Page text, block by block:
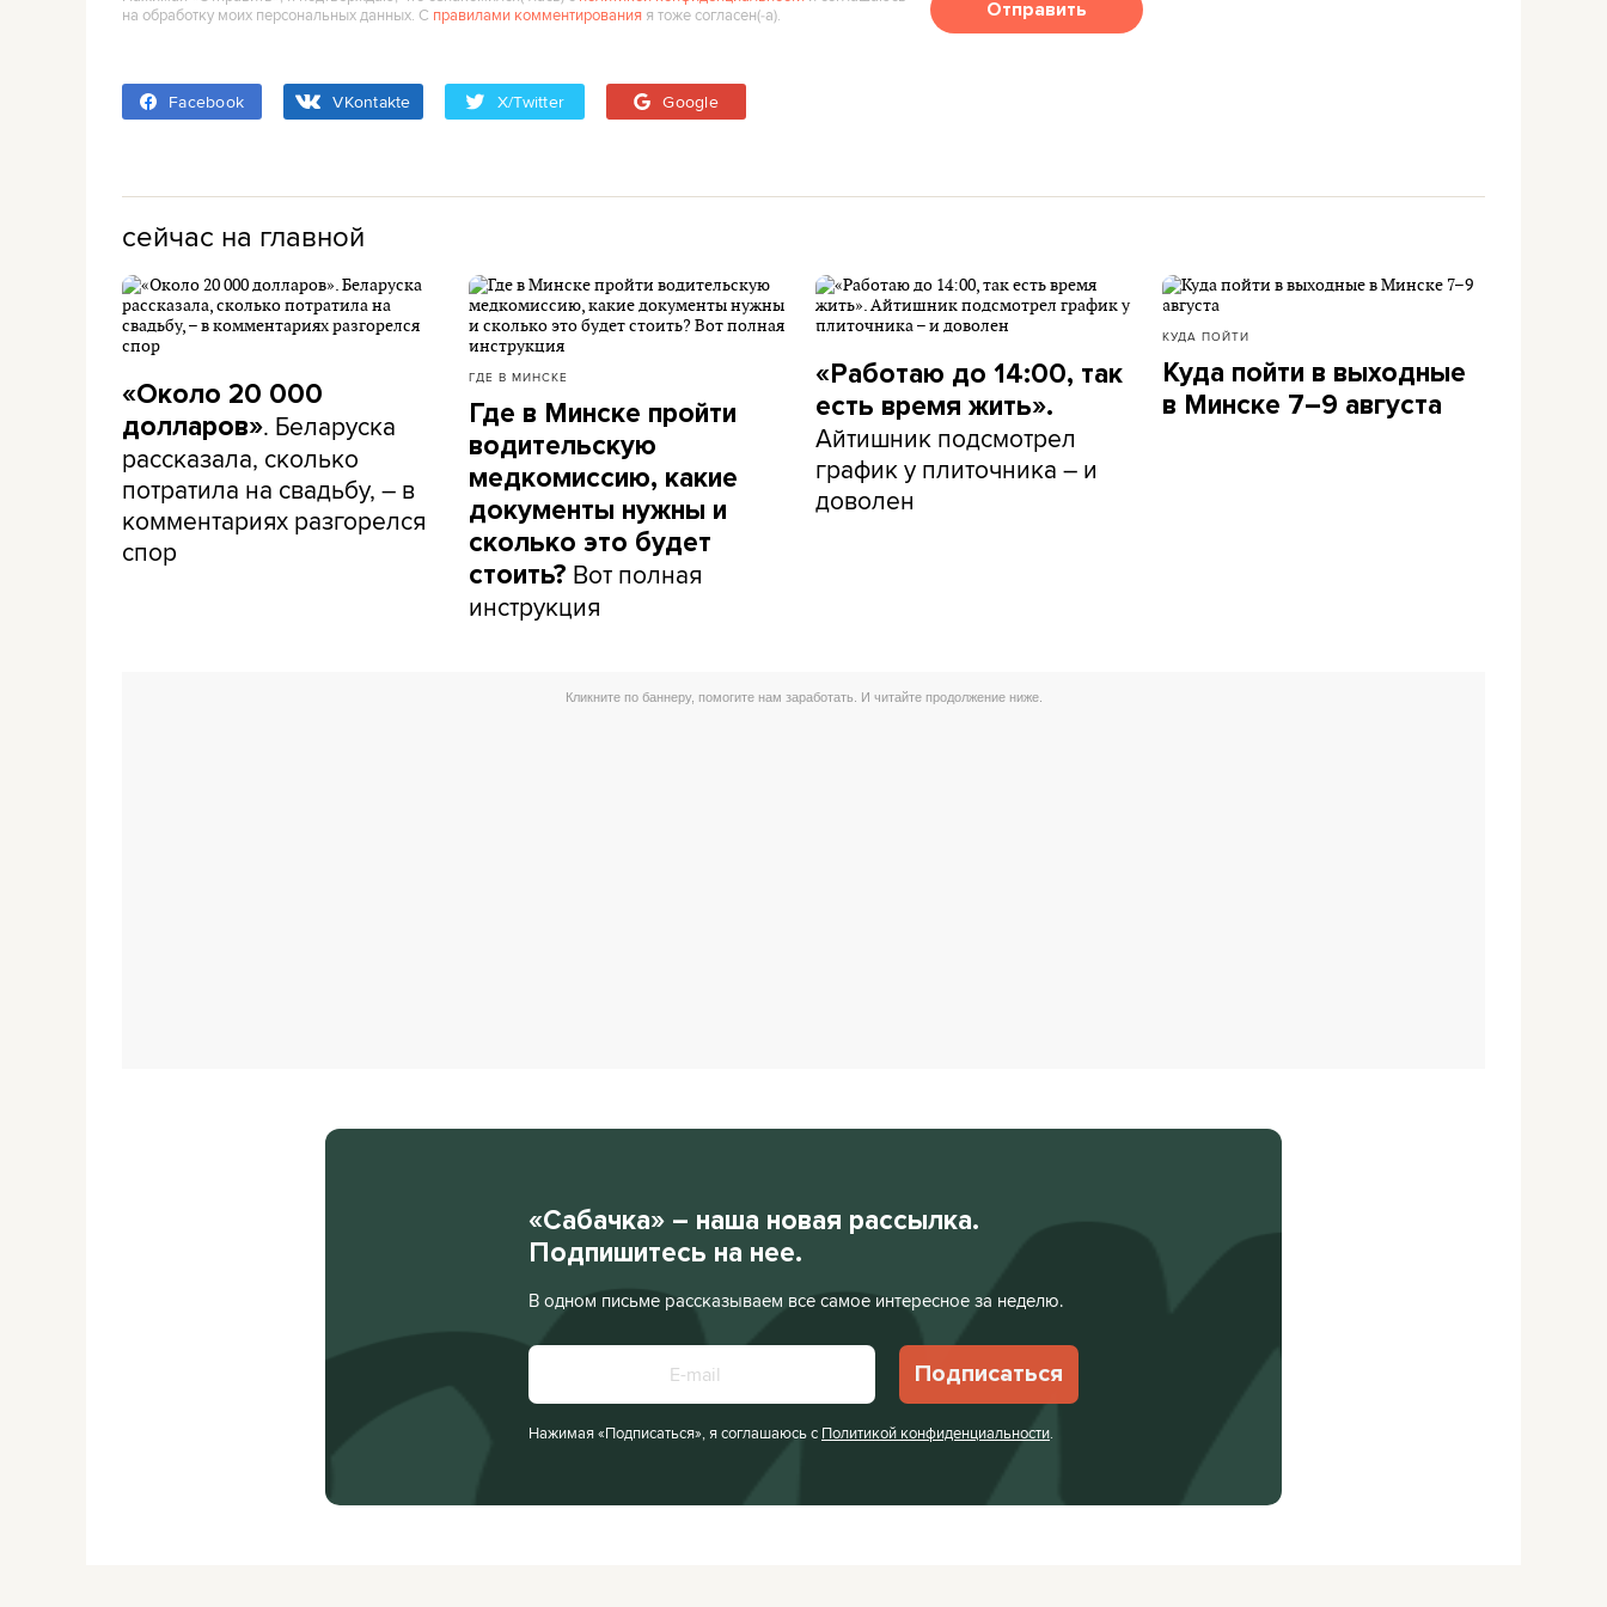
на обработку моих персональных данных. С правилами комментирования я тоже согласен(‑а). Отправить
Facebook VKontakte X/Twitter Google
сейчас на главной
«Около 20 000
долларов». Беларуска
рассказала, сколько
потратила на свадьбу, – в
комментариях разгорелся
спор
ГДЕ В МИНСКЕ
Где в Минске пройти
водительскую
медкомиссию, какие
документы нужны и
сколько это будет
стоить? Вот полная
инструкция
«Работаю до 14:00, так
есть время жить».
Айтишник подсмотрел
график у плиточника – и
доволен
КУДА ПОЙТИ
Куда пойти в выходные
в Минске 7–9 августа
«Сабачка» – наша новая рассылка.
Подпишитесь на нее.
В одном письме рассказываем все самое интересное за неделю.
Подписаться
Нажимая «Подписаться», я соглашаюсь с Политикой конфиденциальности.